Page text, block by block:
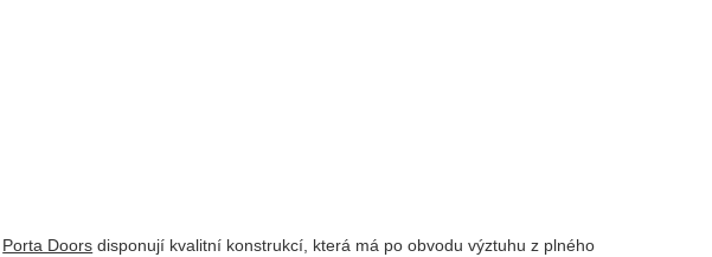
Porta Doors disponují kvalitní konstrukcí, která má po obvodu výztuhu z plného